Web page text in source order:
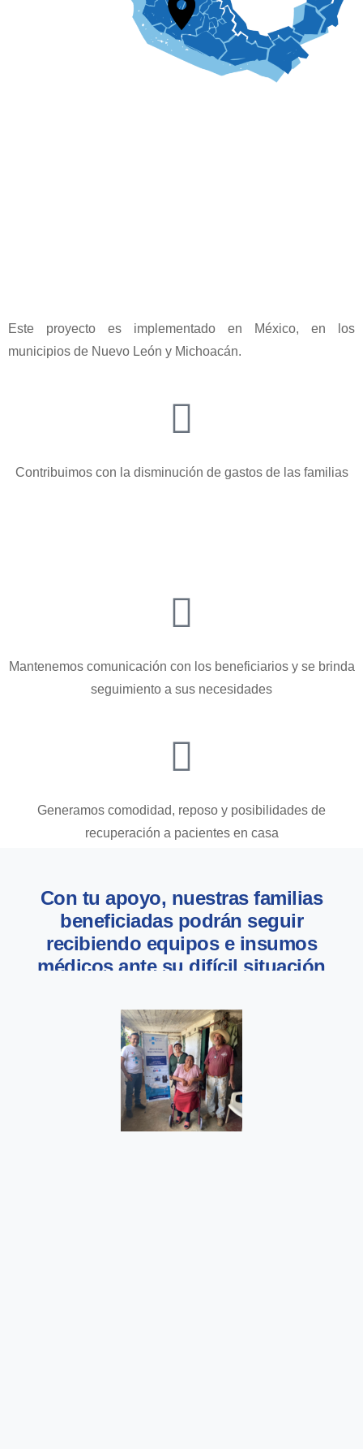
Este proyecto es implementado en México, en los
municipios de Nuevo León y Michoacán.
Contribuimos con la disminución de gastos de las familias
Mantenemos comunicación con los beneficiarios y se brinda
seguimiento a sus necesidades
Generamos comodidad, reposo y posibilidades de
recuperación a pacientes en casa
Con tu apoyo, nuestras familias
beneficiadas podrán seguir
recibiendo equipos e insumos
médicos ante su difícil situación